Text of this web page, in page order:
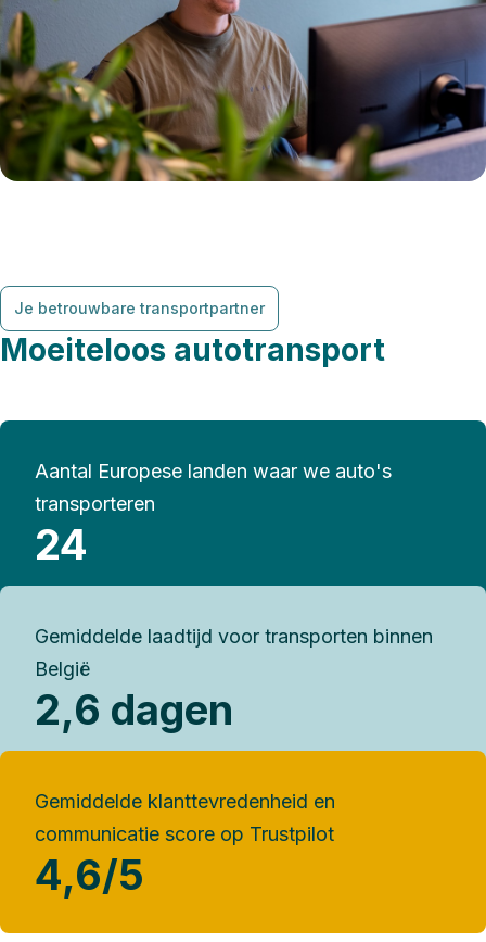
Je betrouwbare transportpartner
Moeiteloos autotransport
Aantal Europese landen waar we auto's
transporteren
24
Gemiddelde laadtijd voor transporten binnen
België
2,6 dagen
Gemiddelde klanttevredenheid en
communicatie score op Trustpilot
4,6/5